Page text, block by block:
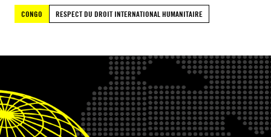
CONGO
RESPECT DU DROIT INTERNATIONAL HUMANITAIRE